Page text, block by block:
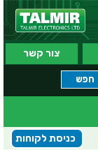
צור קשר
כניסת לקוחות